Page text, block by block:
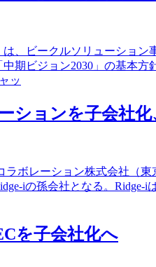
、ビークルソリューショ
中期ビジョン2030」の基本
ッ
ションを子会社
ラボレーション株式会社（
iの孫会社となる。
を子会社化へ